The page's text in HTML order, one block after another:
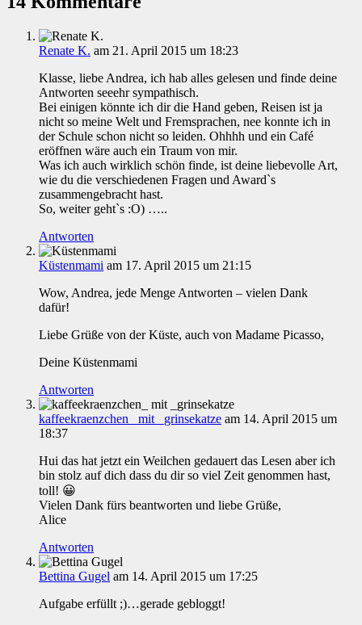
Renate K. am 21. April 2015 um 18:23
Klasse, liebe Andrea, ich hab alles gelesen und finde deine
Antworten seeehr sympathisch.
Bei einigen könnte ich dir die Hand geben, Reisen ist ja
nicht so meine Welt und Fremsprachen, nee konnte ich in
der Schule schon nicht so leiden. Ohhhh und ein Café
eröffnen wäre auch ein Traum von mir.
Was ich auch wirklich schön finde, ist deine liebevolle Art,
wie du die verschiedenen Fragen und Award`s
zusammengebracht hast.
So, weiter geht`s :O) …..
Antworten
Küstenmami am 17. April 2015 um 21:15
Wow, Andrea, jede Menge Antworten – vielen Dank
dafür!
Liebe Grüße von der Küste, auch von Madame Picasso,
Deine Küstenmami
Antworten
kaffeekraenzchen_ mit _grinsekatze am 14. April 2015 um
18:37
Hui das hat jetzt ein Weilchen gedauert das Lesen aber ich
bin stolz auf dich dass du dir so viel Zeit genommen hast,
toll! 😀
Vielen Dank fürs beantworten und liebe Grüße,
Alice
Antworten
Bettina Gugel am 14. April 2015 um 17:25
Aufgabe erfüllt ;)…gerade gebloggt!